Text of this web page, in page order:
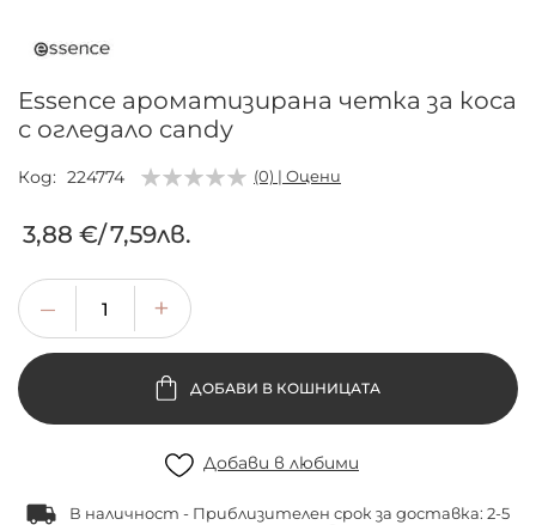
началото
галерия
със
снимки
Essence ароматизирана четка за коса
с огледало candy
Код 224774 (0) | Оцени
3,88 €/7,59лв.
ДОБАВИ В КОШНИЦАТА
Добави в любими
В наличност - Приблизителен срок за доставка: 2-5